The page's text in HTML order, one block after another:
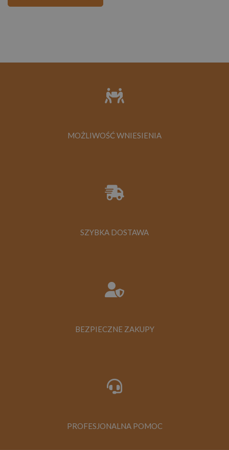
MOŻLIWOŚĆ WNIESIENIA
SZYBKA DOSTAWA
BEZPIECZNE ZAKUPY
PROFESJONALNA POMOC